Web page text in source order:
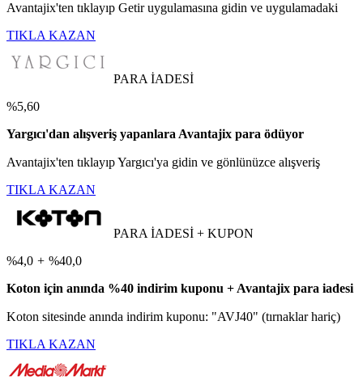
Avantajix'ten tıklayıp Getir uygulamasına gidin ve uygulamadaki
TIKLA KAZAN
PARA İADESİ
%5,60
Yargıcı'dan alışveriş yapanlara Avantajix para ödüyor
Avantajix'ten tıklayıp Yargıcı'ya gidin ve gönlünüzce alışveriş
TIKLA KAZAN
PARA İADESİ + KUPON
%4,0 + %40,0
Koton için anında %40 indirim kuponu + Avantajix para iadesi
Koton sitesinde anında indirim kuponu: "AVJ40" (tırnaklar hariç)
TIKLA KAZAN